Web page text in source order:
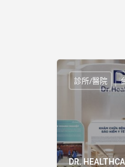
DR.
診所/醫院